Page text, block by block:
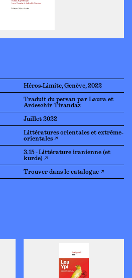
Héros-Limite, Genève, 2022
Traduit du persan par Laura et
Ardeschir Tirandaz
Juillet 2022
Littératures orientales et extrême-
orientales ↗
3.15 - Littérature iranienne (et
kurde) ↗
Trouver dans le catalogue ↗